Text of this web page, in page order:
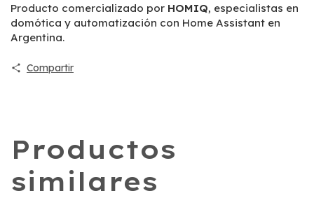
Producto comercializado por HOMIQ, especialistas en
domótica y automatización con Home Assistant en
Argentina.
Compartir
Productos
similares